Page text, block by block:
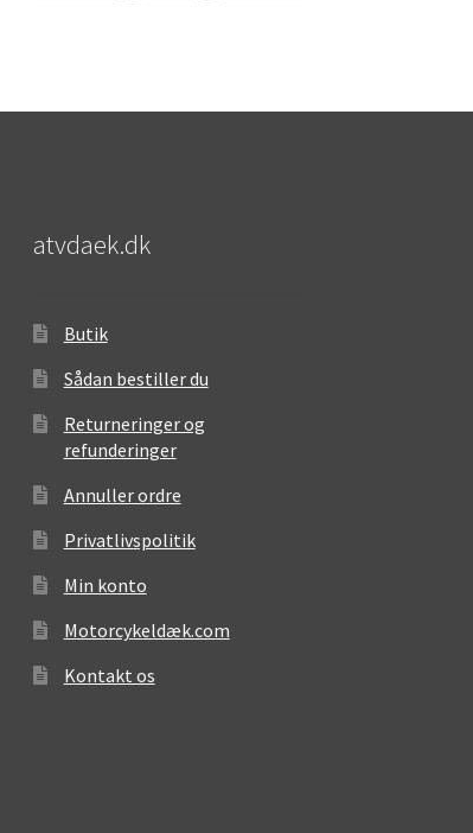
atvdaek.dk
Butik
Sådan bestiller du
Returneringer og
refunderinger
Annuller ordre
Privatlivspolitik
Min konto
Motorcykeldæk.com
Kontakt os